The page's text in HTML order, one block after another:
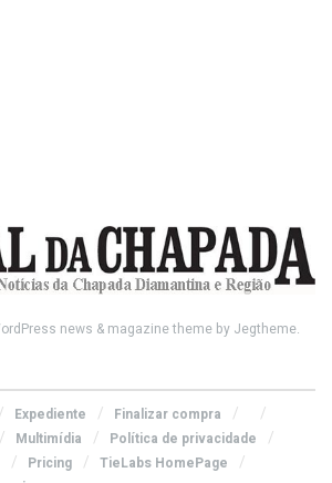
news & magazine theme by Jegtheme.
Expediente
Finalizar compra
Multimídia
Política de privacidade
Pricing
TieLabs HomePage